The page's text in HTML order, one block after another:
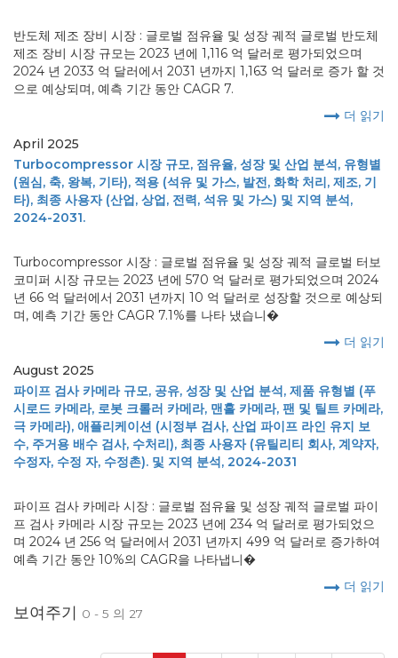
반도체 제조 장비 시장 : 글로벌 점유율 및 성장 궤적 글로벌 반도체
제조 장비 시장 규모는 2023 년에 1,116 억 달러로 평가되었으며
2024 년 2033 억 달러에서 2031 년까지 1,163 억 달러로 증가 할 것
으로 예상되며, 예측 기간 동안 CAGR 7.
더 읽기
April 2025
Turbocompressor 시장 규모, 점유율, 성장 및 산업 분석, 유형별
(원심, 축, 왕복, 기타), 적용 (석유 및 가스, 발전, 화학 처리, 제조, 기
타), 최종 사용자 (산업, 상업, 전력, 석유 및 가스) 및 지역 분석,
2024-2031.
Turbocompressor 시장 : 글로벌 점유율 및 성장 궤적 글로벌 터보
코미퍼 시장 규모는 2023 년에 570 억 달러로 평가되었으며 2024
년 66 억 달러에서 2031 년까지 10 억 달러로 성장할 것으로 예상되
며, 예측 기간 동안 CAGR 7.1%를 나타 냈습니�
더 읽기
August 2025
파이프 검사 카메라 규모, 공유, 성장 및 산업 분석, 제품 유형별 (푸
시로드 카메라, 로봇 크롤러 카메라, 맨홀 카메라, 팬 및 틸트 카메라,
극 카메라), 애플리케이션 (시정부 검사, 산업 파이프 라인 유지 보
수, 주거용 배수 검사, 수처리), 최종 사용자 (유틸리티 회사, 계약자,
수정자, 수정 자, 수정촌). 및 지역 분석, 2024-2031
파이프 검사 카메라 시장 : 글로벌 점유율 및 성장 궤적 글로벌 파이
프 검사 카메라 시장 규모는 2023 년에 234 억 달러로 평가되었으
며 2024 년 256 억 달러에서 2031 년까지 499 억 달러로 증가하여
예측 기간 동안 10%의 CAGR을 나타냅니�
더 읽기
보여주기 0 - 5 의 27